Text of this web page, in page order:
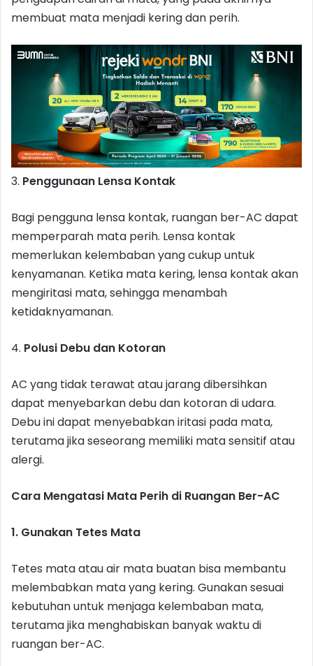
membuat mata menjadi kering dan perih.
3. Penggunaan Lensa Kontak
Bagi pengguna lensa kontak, ruangan ber-AC dapat
memperparah mata perih. Lensa kontak
memerlukan kelembaban yang cukup untuk
kenyamanan. Ketika mata kering, lensa kontak akan
mengiritasi mata, sehingga menambah
ketidaknyamanan.
4. Polusi Debu dan Kotoran
AC yang tidak terawat atau jarang dibersihkan
dapat menyebarkan debu dan kotoran di udara.
Debu ini dapat menyebabkan iritasi pada mata,
terutama jika seseorang memiliki mata sensitif atau
alergi.
Cara Mengatasi Mata Perih di Ruangan Ber-AC
1. Gunakan Tetes Mata
Tetes mata atau air mata buatan bisa membantu
melembabkan mata yang kering. Gunakan sesuai
kebutuhan untuk menjaga kelembaban mata,
terutama jika menghabiskan banyak waktu di
ruangan ber-AC.